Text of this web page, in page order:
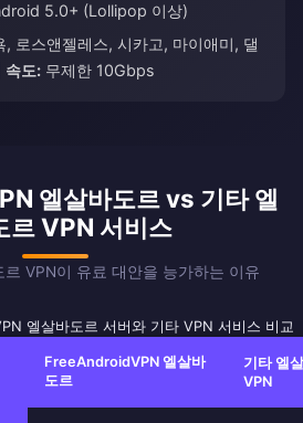
5.0+ (Lollipop 이상)
, 로스앤젤레스, 시카고, 마이애미, 댈
속도:무제한 10Gbps
엘살바도르 vs 기타 엘
르 VPN 서비스
VPN이 유료 대안을 능가하는 이유
엘살바도르 서버와 기타 VPN 서비스 비교
FreeAndroidVPN 엘살바
도르
기타 엘
VPN